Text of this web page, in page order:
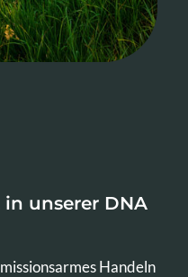
unserer DNA
Handeln